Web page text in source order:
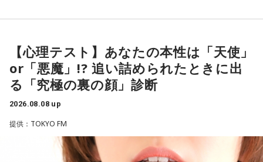
とがあると切り出し、「賞レースで結果を残していないコン
ビ、（芸歴18年目の）ぐりんぴーすがよく愚痴をこぼしてい
るのは、最近の後輩は挨拶をしてくれないんだって（笑）」
と暴露します。
有吉自身は、今では後輩から挨拶されないことがまったくな
いため分からないと前置きしつつ、「ぐりんぴーすがそう言
っていたから……その辺はどう？ 風紀が乱れているかどうか」
と質問します。
【心理テスト】あなたの本性は「天使」
or「悪魔」!? 追い詰められたときに出
る「究極の裏の顔」診断
2026.08.08 up
提供：TOKYO FM